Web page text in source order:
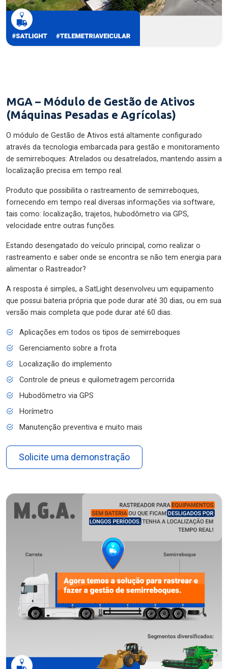
MGA – Módulo de Gestão de Ativos
(Máquinas Pesadas e Agrícolas)
O módulo de Gestão de Ativos está altamente configurado
através da tecnologia embarcada para gestão e monitoramento
de semirreboques: Atrelados ou desatrelados, mantendo assim a
localização precisa em tempo real.
Produto que possibilita o rastreamento de semirreboques,
fornecendo em tempo real diversas informações via software,
tais como: localização, trajetos, hubodômetro via GPS,
velocidade entre outras funções.
Estando desengatado do veículo principal, como realizar o
rastreamento e saber onde se encontra se não tem energia para
alimentar o Rastreador?
A resposta é simples, a SatLight desenvolveu um equipamento
que possui bateria própria que pode durar até 30 dias, ou em sua
versão mais completa que pode durar até 60 dias.
Aplicações em todos os tipos de semirreboques
Gerenciamento sobre a frota
Localização do implemento
Controle de pneus e quilometragem percorrida
Hubodômetro via GPS
Horímetro
Manutenção preventiva e muito mais
Solicite uma demonstração